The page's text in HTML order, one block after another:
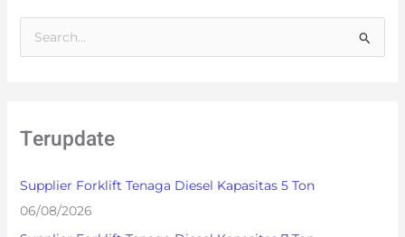
c
f
o
Terupdate
Supplier Forklift Tenaga Diesel Kapasitas 5 Ton
06/08/2026